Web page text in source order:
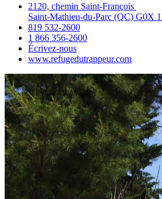
2120, chemin Saint‑François
Saint‑Mathieu‑du‑Parc (QC) G0X
819 532‑2600
1 866 356‑2600
Écrivez‑nous
www.refugedutrappeur.com